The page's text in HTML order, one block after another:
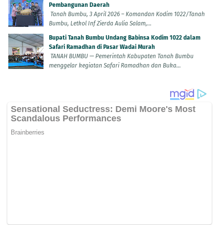
Pembangunan Daerah
Tanah Bumbu, 3 April 2026 – Komandan Kodim 1022/Tanah
Bumbu, Letkol Inf Zierda Aulia Salam,...
Bupati Tanah Bumbu Undang Babinsa Kodim 1022 dalam
Safari Ramadhan di Pasar Wadai Murah
TANAH BUMBU — Pemerintah Kabupaten Tanah Bumbu
menggelar kegiatan Safari Ramadhan dan Buka...